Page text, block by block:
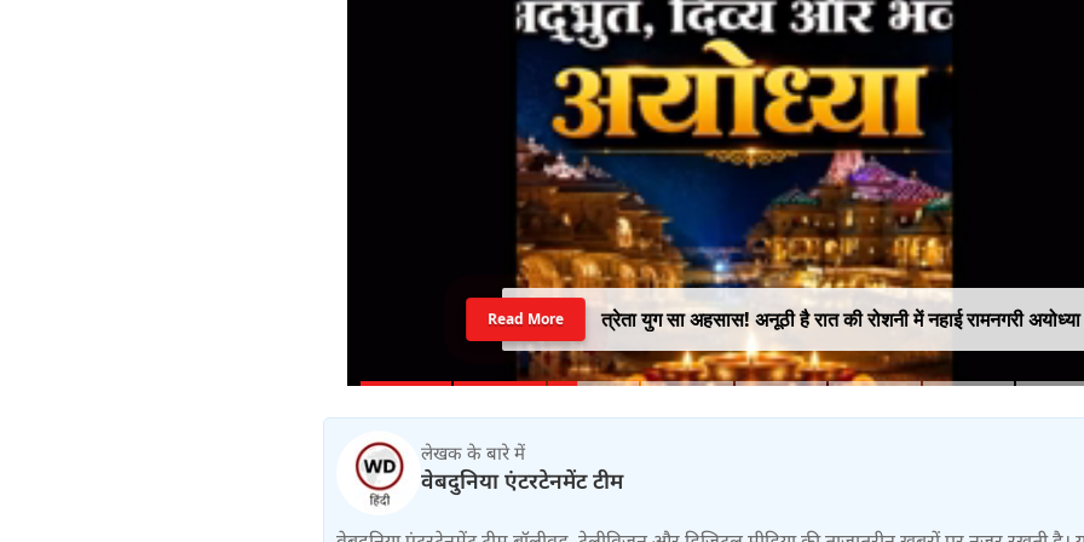
त्रेता युग सा अहसास! अनूठी है रात की रोशनी में नहाई रामनगरी अयोध्या
Read More
लेखक के बारे में
वेबदुनिया एंटरटेनमेंट टीम